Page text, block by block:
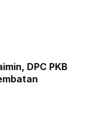
DPC PKB